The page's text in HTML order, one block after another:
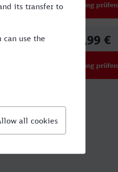
Verbindung prüfen
39,99 €
Verbindung prüfen